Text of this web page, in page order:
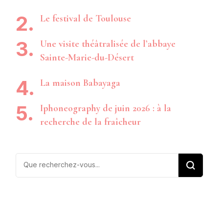
Le festival de Toulouse
Une visite théâtralisée de l’abbaye
Sainte-Marie-du-Désert
La maison Babayaga
Iphoneography de juin 2026 : à la
recherche de la fraîcheur
Vous